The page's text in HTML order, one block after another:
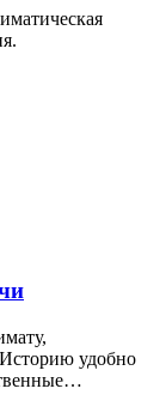
удобно